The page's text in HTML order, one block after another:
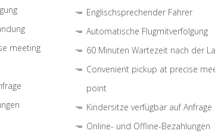
meeting
Englischsprechender Fahrer
Automatische Flugmitverfolgung
60 Minuten Wartezeit nach der
Convenient pickup at precise
point
Kindersitze verfügbar auf Anfrage
Online- und Offline-Bezahlungen